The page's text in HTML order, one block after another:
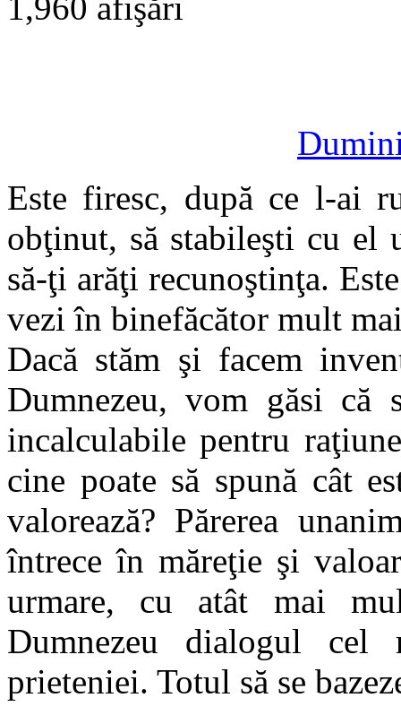
Este firesc, după ce l-ai
obţinut, să stabileşti cu el
să-ţi arăţi recunoştinţa.
vezi în binefăcător mult
Dacă stăm şi facem
Dumnezeu, vom găsi că
incalculabile pentru
cine poate să spună cât
valorează? Părerea
întrece în măreţie şi
urmare, cu atât mai
Dumnezeu dialogul
prieteniei. Totul să se